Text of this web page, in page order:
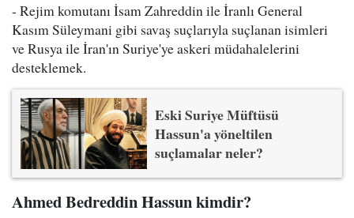
- Rejim komutanı İsam Zahreddin ile İranlı General
Kasım Süleymani gibi savaş suçlarıyla suçlanan isimleri
ve Rusya ile İran'ın Suriye'ye askeri müdahalelerini
desteklemek.
Eski Suriye Müftüsü
Hassun'a yöneltilen
suçlamalar neler?
Ahmed Bedreddin Hassun kimdir?